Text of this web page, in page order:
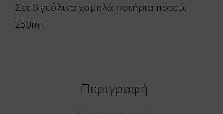
Σετ 6 γυάλινα χαμηλά ποτήρια ποτού,
250ml.
Περιγραφή